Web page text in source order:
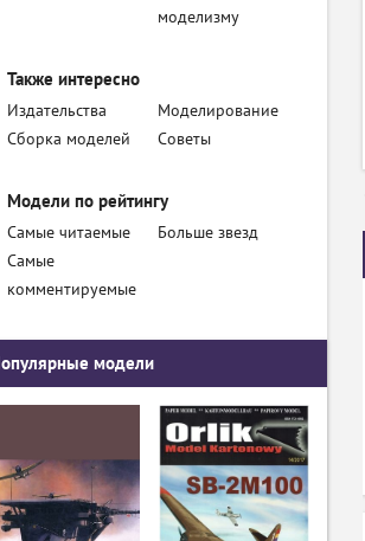
моделизму
Также интересно
Издательства
Моделирование
Сборка моделей
Советы
Модели по рейтингу
Самые читаемые
Больше звезд
Самые
комментируемые
модели